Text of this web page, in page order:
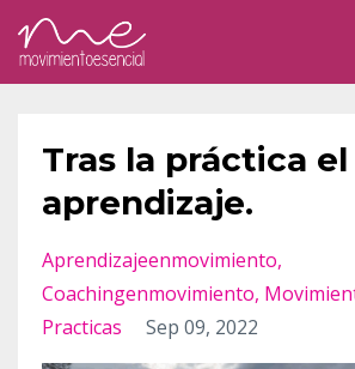
Tras la práctica el
aprendizaje.
Aprendizajeenmovimiento
Coachingenmovimiento
Practicas
Sep 09, 2022